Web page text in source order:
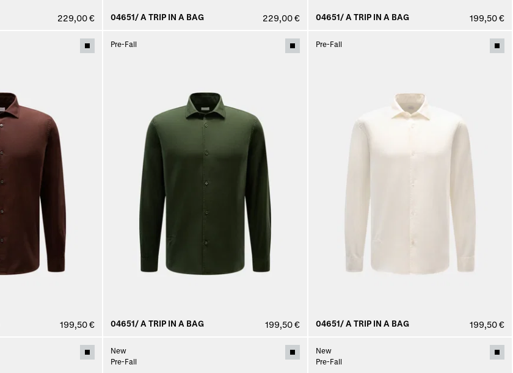
229,00 € 04651/ A TRIP IN A BAG 229,00 € 04651/ A TRIP IN A BAG 199,50 €
199,50 €
Pre-Fall
04651/ A TRIP IN A BAG 199,50 €
Pre-Fall
04651/ A TRIP IN A BAG 199,50 €
New
Pre-Fall
New
Pre-Fall